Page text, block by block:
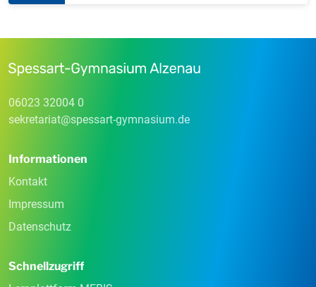
06023 32004 0
sekretariat@spessart-gymnasium.de
Informationen
Kontakt
Impressum
Datenschutz
Schnellzugriff